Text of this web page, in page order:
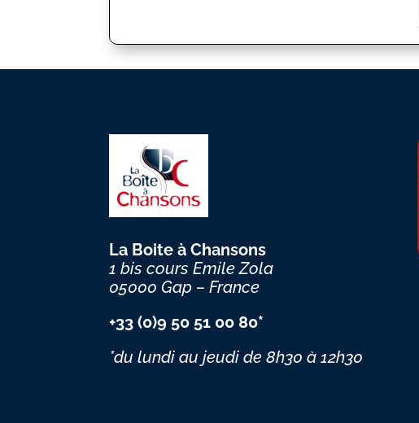
La Boite à Chansons
1 bis cours Emile Zola
05000 Gap – France
+33 (0)9 50 51 00 80*
*du lundi au jeudide 8h30 à 12h30